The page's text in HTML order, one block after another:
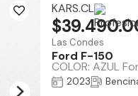
KARS.CL
Las Condes
Ford F-150
COLOR: AZUL
2023